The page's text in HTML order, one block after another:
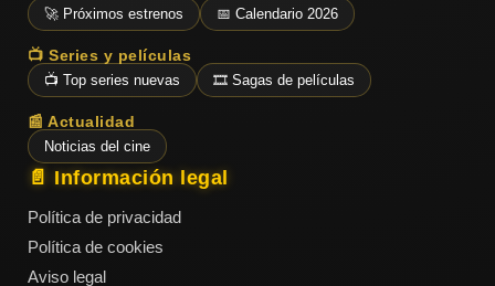
🚀 Próximos estrenos 📅 Calendario 2026
📺 Series y películas
📺 Top series nuevas 🎞️ Sagas de películas
📰 Actualidad
Noticias del cine
📄 Información legal
Política de privacidad
Política de cookies
Aviso legal